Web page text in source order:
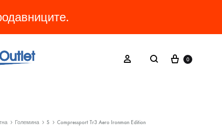
Sign inSearch Cart
0
Големина S Compressport Tr3 Aero Ironman Edition